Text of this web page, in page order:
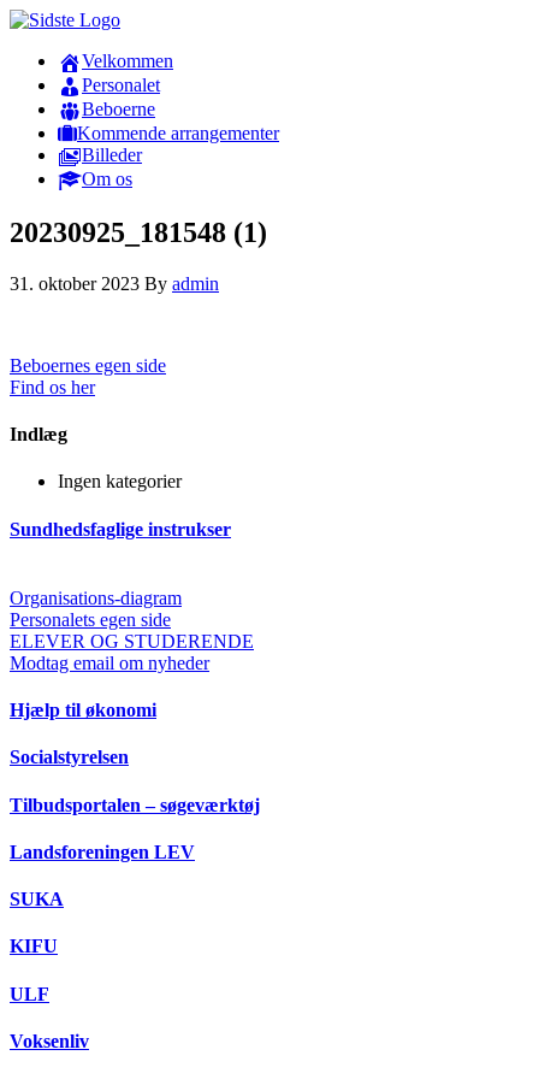
Velkommen
Personalet
Beboerne
Kommende arrangementer
Billeder
Om os
20230925_181548 (1)
31. oktober 2023 By admin
Beboernes egen side
Find os her
Indlæg
Ingen kategorier
Sundhedsfaglige instrukser
Organisations-diagram
Personalets egen side
ELEVER OG STUDERENDE
Modtag email om nyheder
Hjælp til økonomi
Socialstyrelsen
Tilbudsportalen – søgeværktøj
Landsforeningen LEV
SUKA
KIFU
ULF
Voksenliv